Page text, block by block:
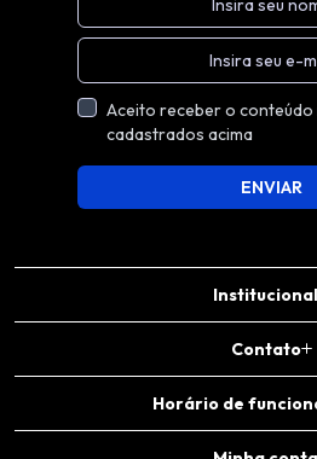
Institucional
Contato
Horário de
Aceito receber o conteúdo
cadastrados acima
ENVIAR